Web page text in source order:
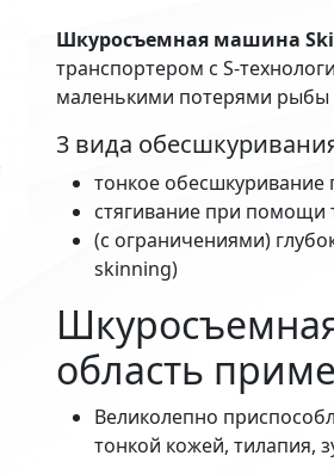
Шкуросъемная машина
транспортером с S-
маленькими потерями рыбы
3 вида
тонкое
стягивание при помощи
(с ограничениями)
skinning)
область
Великолепно
тонкой кожей, тилапия,